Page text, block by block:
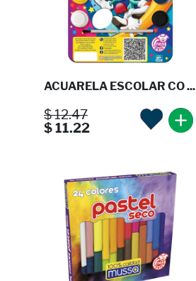
ACUARELA ESCOLAR CO ...
$ 12.47
$ 11.22